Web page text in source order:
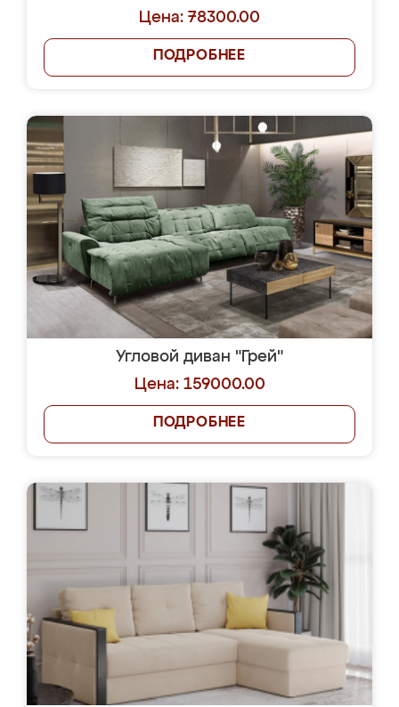
Цена: 78300.00
ПОДРОБНЕЕ
Угловой диван "Грей"
Цена: 159000.00
ПОДРОБНЕЕ